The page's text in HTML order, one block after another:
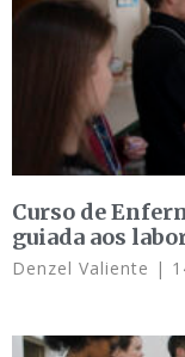
Curso de
guiada aos
Denzel Valiente